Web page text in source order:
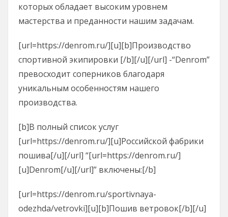
которых обладает высоким уровнем
мастерства и преданности нашим задачам.
[url=https://denrom.ru/][u][b]Производство
спортивной экипировки [/b][/u][/url] -“Denrom”
превосходит соперников благодаря
уникальным особенностям нашего
производства.
[b]В полный список услуг
[url=https://denrom.ru/][u]Российской фабрики
пошива[/u][/url] “[url=https://denrom.ru/]
[u]Denrom[/u][/url]” включены:[/b]
[url=https://denrom.ru/sportivnaya-
odezhda/vetrovki][u][b]Пошив ветровок[/b][/u]